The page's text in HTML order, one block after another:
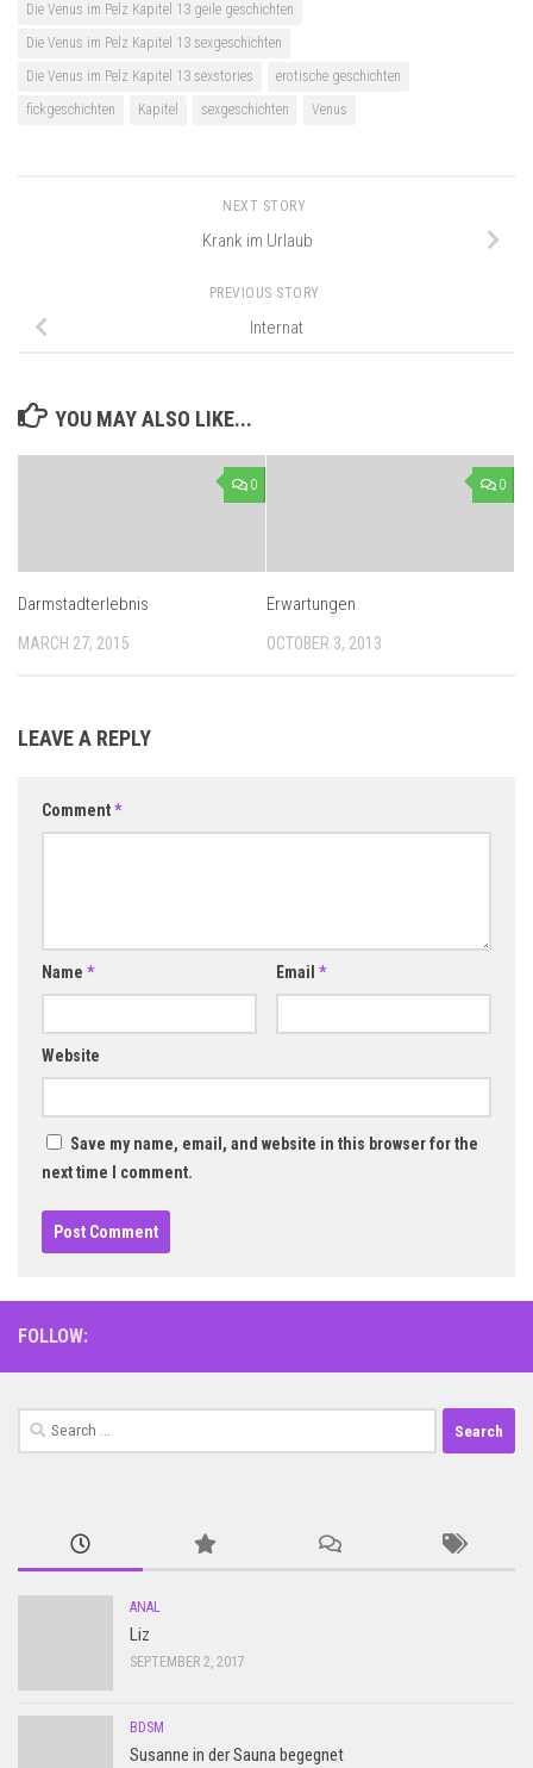
Die Venus im Pelz Kapitel 13 geile geschichten
Die Venus im Pelz Kapitel 13 sexgeschichten
Die Venus im Pelz Kapitel 13 sexstories
erotische geschichten
fickgeschichten
Kapitel sexgeschichten Venus
NEXT STORY
Krank im Urlaub
PREVIOUS STORY
Internat
YOU MAY ALSO LIKE...
0
Darmstadterlebnis
MARCH 27, 2015
0
Erwartungen
OCTOBER 3, 2013
LEAVE A REPLY
Comment*
Name * Email *
Website
Save my name, email, and website in this browser for the
next time I comment.
FOLLOW:
Search
for:
ANAL
Liz
SEPTEMBER 2, 2017
BDSM
Susanne in der Sauna begegnet